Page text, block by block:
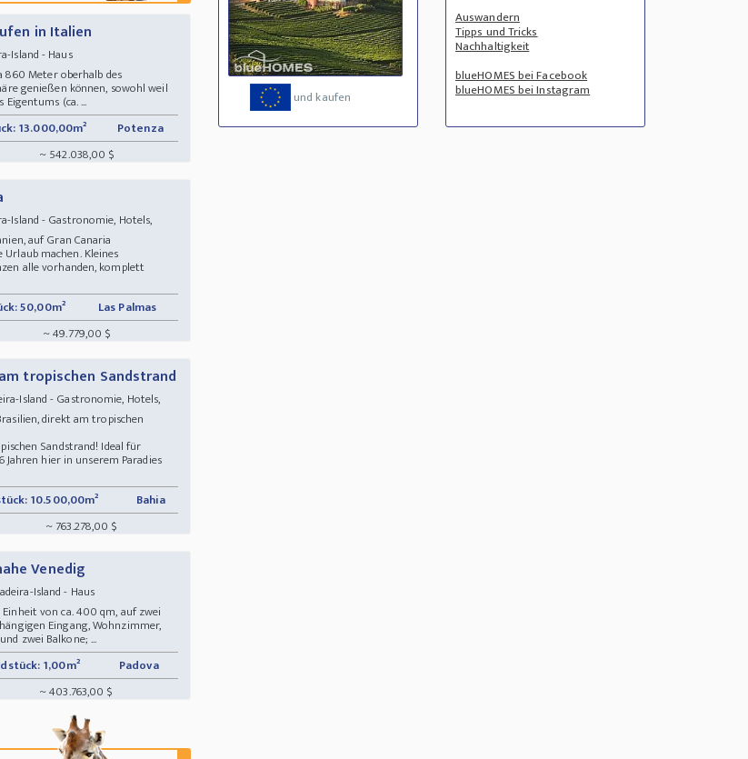
in Italien
Island - Haus
Meter oberhalb des
genießen können, sowohl weil
(ca. ...
13.000,00m²
Potenza
~ 542.038,00 $
Island - Gastronomie, Hotels,
auf Gran Canaria
machen. Kleines
alle vorhanden, komplett
50,00m²
Las Palmas
~ 49.779,00 $
tropischen Sandstrand
Island - Gastronomie, Hotels,
direkt am tropischen
Sandstrand! Ideal für
hier in unserem Paradies
10.500,00m²
Bahia
~ 763.278,00 $
Venedig
Island - Haus
von ca. 400 qm, auf zwei
Eingang, Wohnzimmer,
zwei Balkone; ...
1,00m²
Padova
~ 403.763,00 $
und kaufen
Auswandern
Tipps und Tricks
Nachhaltigkeit
blueHOMES bei Facebook
blueHOMES bei Instagram